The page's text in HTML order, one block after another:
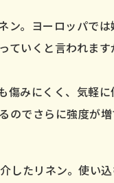
ン。ヨーロッパで
ていくと言われま
傷みにくく、気軽
でさらに強度が増
したリネン。使い